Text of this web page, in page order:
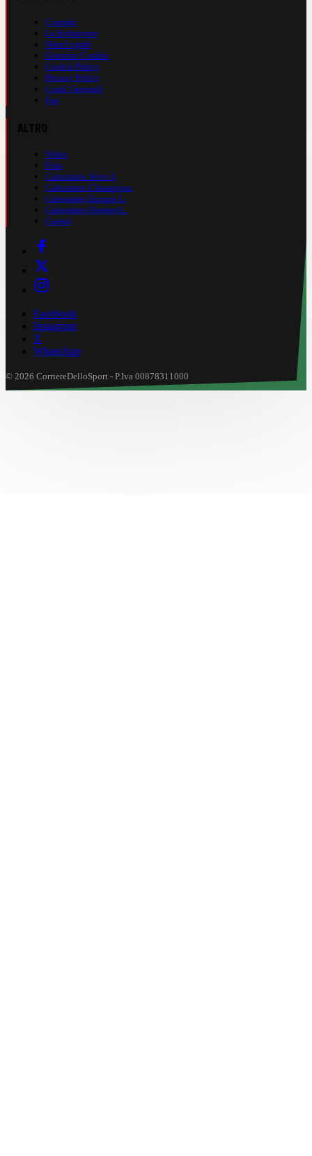
Contatti
La Redazione
Nota Legale
Gestione Cookie
Cookie Policy
Privacy Policy
Cond. Generali
Faq
Video
Foto
Calendario Serie A
Calendario Champions
Calendario Europa L.
Calendario Premier L.
Casinò
Facebook
Instagram
X
WhatsApp
© 2026 CorriereDelloSport - P.Iva 00878311000